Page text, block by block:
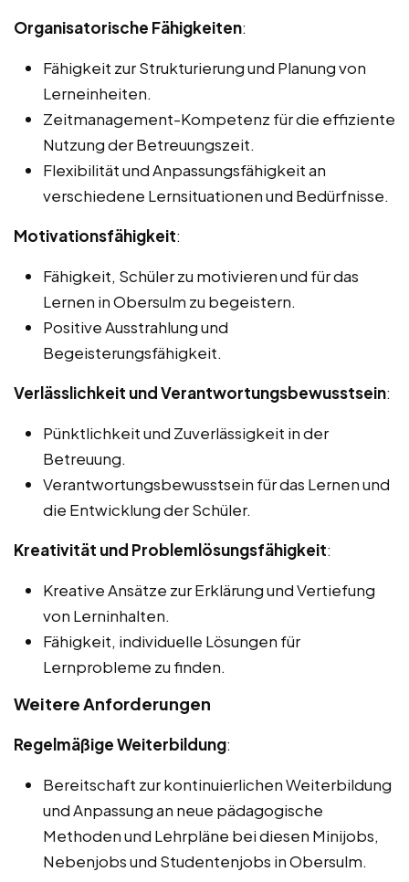
Organisatorische Fähigkeiten:
Fähigkeit zur Strukturierung und Planung von
Lerneinheiten.
Zeitmanagement-Kompetenz für die effiziente
Nutzung der Betreuungszeit.
Flexibilität und Anpassungsfähigkeit an
verschiedene Lernsituationen und Bedürfnisse.
Motivationsfähigkeit:
Fähigkeit, Schüler zu motivieren und für das
Lernen in Obersulm zu begeistern.
Positive Ausstrahlung und
Begeisterungsfähigkeit.
Verlässlichkeit und Verantwortungsbewusstsein:
Pünktlichkeit und Zuverlässigkeit in der
Betreuung.
Verantwortungsbewusstsein für das Lernen und
die Entwicklung der Schüler.
Kreativität und Problemlösungsfähigkeit:
Kreative Ansätze zur Erklärung und Vertiefung
von Lerninhalten.
Fähigkeit, individuelle Lösungen für
Lernprobleme zu finden.
Weitere Anforderungen
Regelmäßige Weiterbildung:
Bereitschaft zur kontinuierlichen Weiterbildung
und Anpassung an neue pädagogische
Methoden und Lehrpläne bei diesen Minijobs,
Nebenjobs und Studentenjobs in Obersulm.